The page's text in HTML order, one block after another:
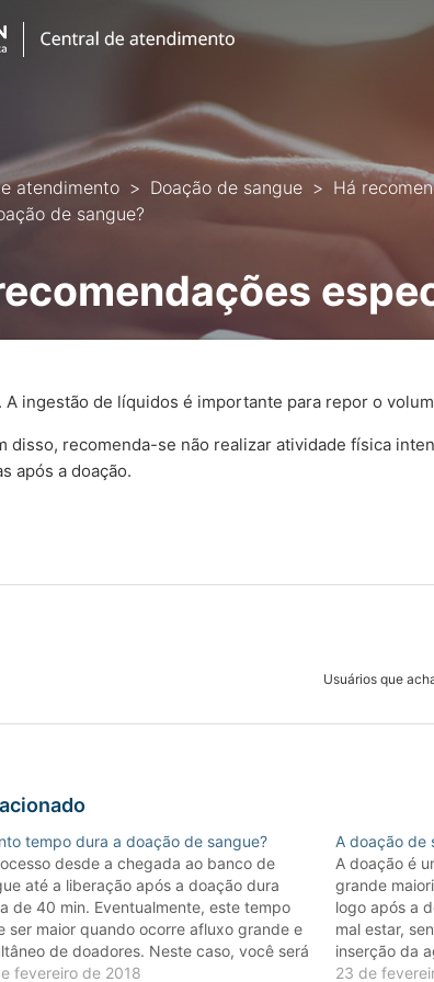
atendimento Doação de sangue
Há
de sangue?
A ingestão de líquidos é importante para repor o
disso, recomenda-se não realizar atividade física
após a doação.
Usuários que
tempo dura a doação de sangue?
desde a chegada ao banco de
até a liberação após a doação dura
de 40 min. Eventualmente, este tempo
ser maior quando ocorre afluxo grande e
de doadores. Neste caso, você será
ao chegar ao banco de sangue. A
fevereiro de 2018
A doação de
A doação é
grande
logo após a
mal estar,
inserção da
transitórios e
23 de